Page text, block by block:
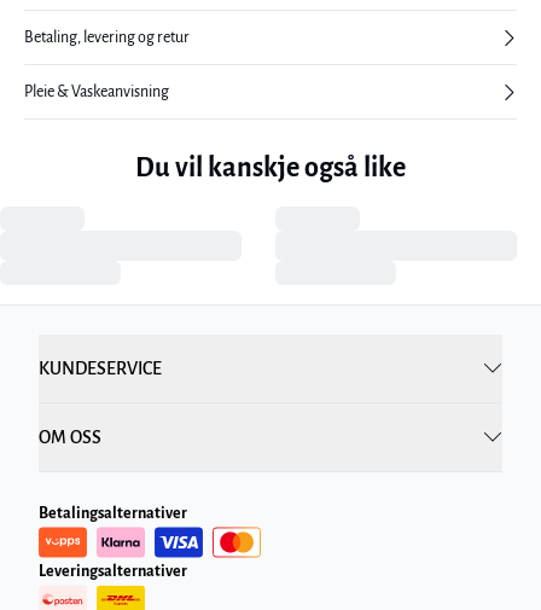
Betaling, levering og retur
Pleie & Vaskeanvisning
Du vil kanskje også like
KUNDESERVICE
OM OSS
Betalingsalternativer
Leveringsalternativer